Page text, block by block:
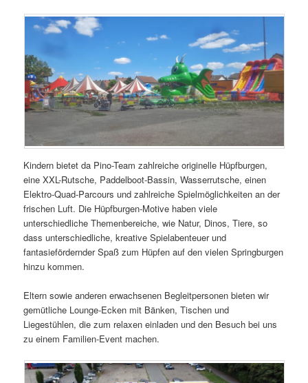
Kindern bietet da Pino-Team zahlreiche originelle Hüpfburgen,
eine XXL-Rutsche, Paddelboot-Bassin, Wasserrutsche, einen
Elektro-Quad-Parcours und zahlreiche Spielmöglichkeiten an der
frischen Luft. Die Hüpfburgen-Motive haben viele
unterschiedliche Themenbereiche, wie Natur, Dinos, Tiere, so
dass unterschiedliche, kreative Spielabenteuer und
fantasiefördernder Spaß zum Hüpfen auf den vielen Springburgen
hinzu kommen.
Eltern sowie anderen erwachsenen Begleitpersonen bieten wir
gemütliche Lounge-Ecken mit Bänken, Tischen und
Liegestühlen, die zum relaxen einladen und den Besuch bei uns
zu einem Familien-Event machen.